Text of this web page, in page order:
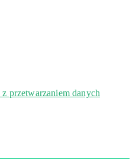
przetwarzaniem danych